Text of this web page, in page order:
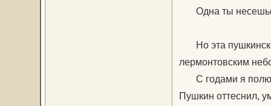
Одна ты
Но эта
лермонтовским
С годами я
Пушкин оттеснил,